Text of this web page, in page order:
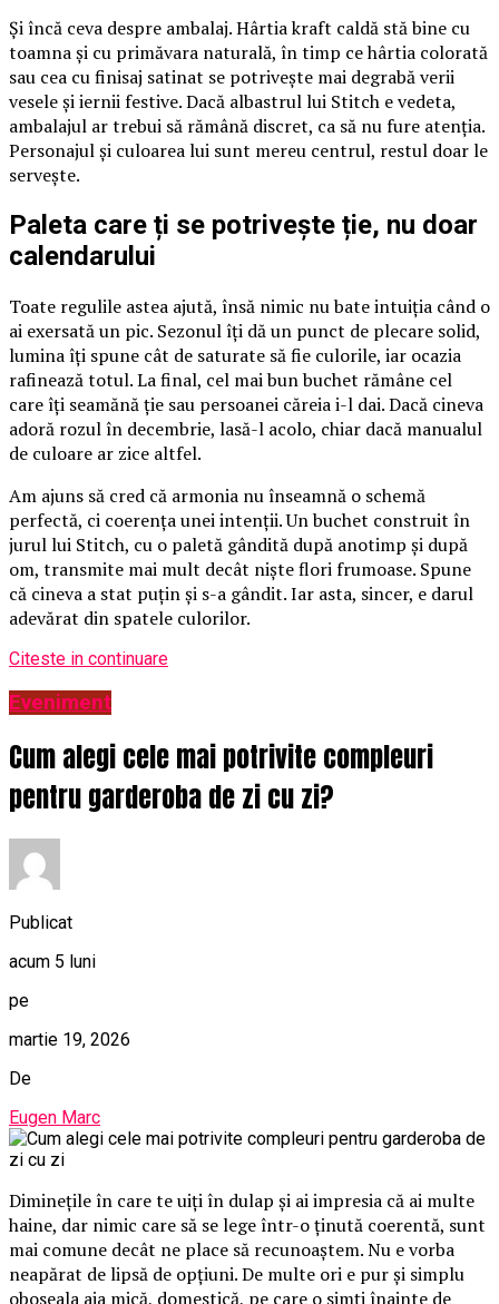
Și încă ceva despre ambalaj. Hârtia kraft caldă stă bine cu
toamna și cu primăvara naturală, în timp ce hârtia colorată
sau cea cu finisaj satinat se potrivește mai degrabă verii
vesele și iernii festive. Dacă albastrul lui Stitch e vedeta,
ambalajul ar trebui să rămână discret, ca să nu fure atenția.
Personajul și culoarea lui sunt mereu centrul, restul doar le
servește.
Paleta care ți se potrivește ție, nu doar
calendarului
Toate regulile astea ajută, însă nimic nu bate intuiția când o
ai exersată un pic. Sezonul îți dă un punct de plecare solid,
lumina îți spune cât de saturate să fie culorile, iar ocazia
rafinează totul. La final, cel mai bun buchet rămâne cel
care îți seamănă ție sau persoanei căreia i-l dai. Dacă cineva
adoră rozul în decembrie, lasă-l acolo, chiar dacă manualul
de culoare ar zice altfel.
Am ajuns să cred că armonia nu înseamnă o schemă
perfectă, ci coerența unei intenții. Un buchet construit în
jurul lui Stitch, cu o paletă gândită după anotimp și după
om, transmite mai mult decât niște flori frumoase. Spune
că cineva a stat puțin și s-a gândit. Iar asta, sincer, e darul
adevărat din spatele culorilor.
Citeste in continuare
Eveniment
Cum alegi cele mai potrivite compleuri
pentru garderoba de zi cu zi?
Publicat
acum 5 luni
pe
martie 19, 2026
De
Eugen Marc
Diminețile în care te uiți în dulap și ai impresia că ai multe
haine, dar nimic care să se lege într-o ținută coerentă, sunt
mai comune decât ne place să recunoaștem. Nu e vorba
neapărat de lipsă de opțiuni. De multe ori e pur și simplu
oboseala aia mică, domestică, pe care o simți înainte de